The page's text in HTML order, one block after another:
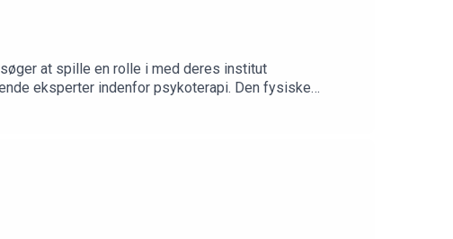
at spille en rolle i med deres institut
eksperter indenfor psykoterapi. Den fysiske
allerede i gymnasiet, da han ikke kunne få job
det var en drengedrøm at tage den virksomhed med